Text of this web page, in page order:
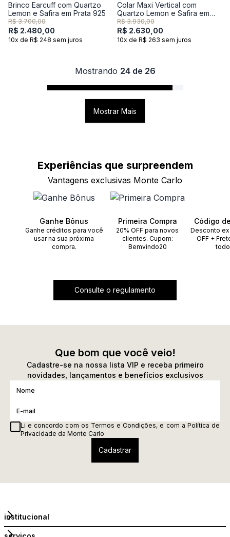
Brinco Earcuff com Quartzo
Lemon e Safira em Prata 925
R$ 3.700,00
R$ 2.480,00
10x de R$ 248 sem juros
Colar Maxi Vertical com
Quartzo Lemon e Safira em
Prata 925
R$ 3.930,00
R$ 2.630,00
10x de R$ 263 sem juros
Mostrando 24 de 26
Mostrar Mais
Experiências que surpreendem
Vantagens exclusivas Monte Carlo
Ganhe Bônus
Ganhe créditos para você
usar na sua próxima
compra.
Primeira Compra
20% OFF para novos
clientes. Cupom:
Bemvindo20
Código
Desconto
OFF +
Consulte o regulamento
Que bom que você veio!
Cadastre-se na nossa lista VIP e receba primeiro
novidades, lançamentos e benefícios exclusivos
Li e concordo com os Termos e Condições, e com a Política de
Privacidade da Monte Carlo
institucional